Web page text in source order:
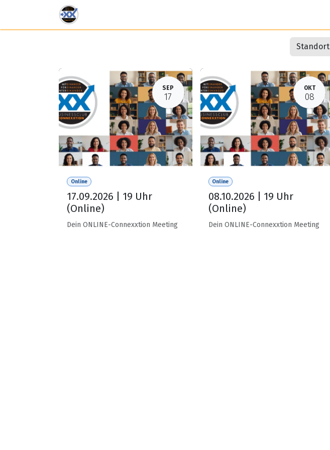
Zum Inhalt springen
Standort
SEP
17
Online
17.09.2026 | 19 Uhr
(Online)
Dein ONLINE-Connexxtion Meeting
OKT
08
Online
08.10.2026 | 19 Uhr
(Online)
Dein ONLINE-Connexxtion Meeting